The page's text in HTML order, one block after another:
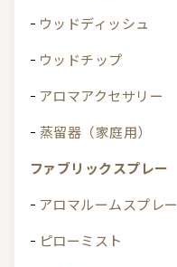
ウッドディッシュ
ウッドチップ
アロマアクセサリー
蒸留器（家庭用）
ファブリックスプレー
アロマルームスプレー
ピローミスト